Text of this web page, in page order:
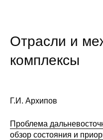
экономика России»
Кафедра МАДИ
Отрасли и
комплексы
Г.И. Архипов
Проблема
обзор состояния и